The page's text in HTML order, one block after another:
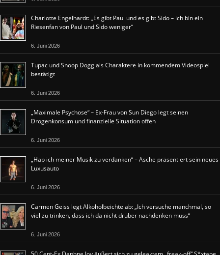
Charlotte Engelhardt: „Es gibt Paul und es gibt Sido – ich bin ein
Riesenfan von Paul und Sido weniger“
6. Juni 2026
Tupac und Snoop Dogg als Charaktere in kommendem Videospiel
bestätigt
6. Juni 2026
„Maximale Psychose“ – Ex-Frau von Sun Diego legt seinen
Drogenkonsum und finanzielle Situation offen
6. Juni 2026
„Hab ich meiner Musik zu verdanken“ – Asche präsentiert sein neues
Luxusauto
6. Juni 2026
Carmen Geiss legt Alkoholbeichte ab: „Ich versuche manchmal, so
viel zu trinken, dass ich da nicht drüber nachdenken muss“
6. Juni 2026